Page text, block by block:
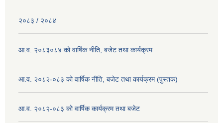
२०८३ / २०८४
आ.व. २०८३०८४ को वार्षिक नीति, बजेट तथा कार्यक्रम
आ.व. २०८२-०८३ को वार्षिक नीति, बजेट तथा कार्यक्रम (पुस्तक)
आ.व. २०८२-०८३ को वार्षिक कार्यक्रम तथा बजेट